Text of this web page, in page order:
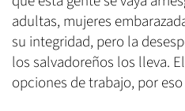
adultas, mujeres
su integridad, pero la
los salvadoreños los lleva.
opciones de trabajo, por